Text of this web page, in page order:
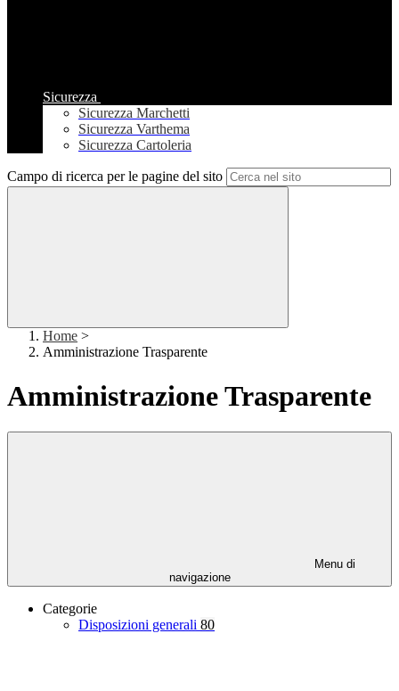
Sicurezza
Sicurezza Marchetti
Sicurezza Varthema
Sicurezza Cartoleria
Campo di ricerca per le pagine del sito
Home >
Amministrazione Trasparente
Amministrazione Trasparente
Menu di
navigazione
Categorie
Disposizioni generali 80